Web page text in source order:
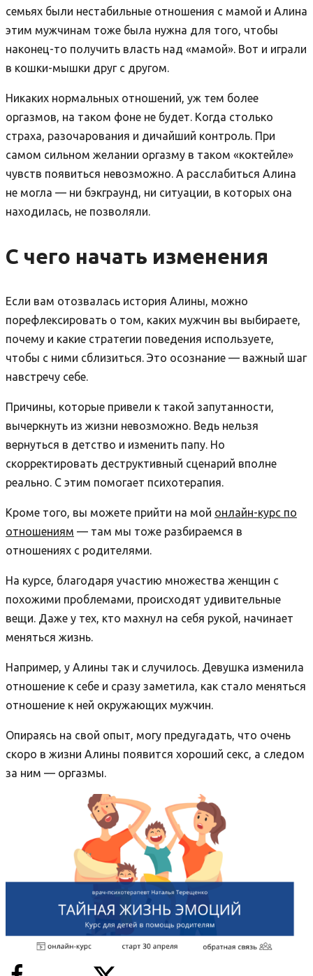
семьях были нестабильные отношения с мамой и Алина
этим мужчинам тоже была нужна для того, чтобы
наконец-то получить власть над «мамой». Вот и играли
в кошки-мышки друг с другом.
Никаких нормальных отношений, уж тем более
оргазмов, на таком фоне не будет. Когда столько
страха, разочарования и дичайший контроль. При
самом сильном желании оргазму в таком «коктейле»
чувств появиться невозможно. А расслабиться Алина
не могла — ни бэкграунд, ни ситуации, в которых она
находилась, не позволяли.
С чего начать изменения
Если вам отозвалась история Алины, можно
порефлексировать о том, каких мужчин вы выбираете,
почему и какие стратегии поведения используете,
чтобы с ними сблизиться. Это осознание — важный шаг
навстречу себе.
Причины, которые привели к такой запутанности,
вычеркнуть из жизни невозможно. Ведь нельзя
вернуться в детство и изменить папу. Но
скорректировать деструктивный сценарий вполне
реально. С этим помогает психотерапия.
Кроме того, вы можете прийти на мой онлайн-курс по
отношениям — там мы тоже разбираемся в
отношениях с родителями.
На курсе, благодаря участию множества женщин с
похожими проблемами, происходят удивительные
вещи. Даже у тех, кто махнул на себя рукой, начинает
меняться жизнь.
Например, у Алины так и случилось. Девушка изменила
отношение к себе и сразу заметила, как стало меняться
отношение к ней окружающих мужчин.
Опираясь на свой опыт, могу предугадать, что очень
скоро в жизни Алины появится хороший секс, а следом
за ним — оргазмы.